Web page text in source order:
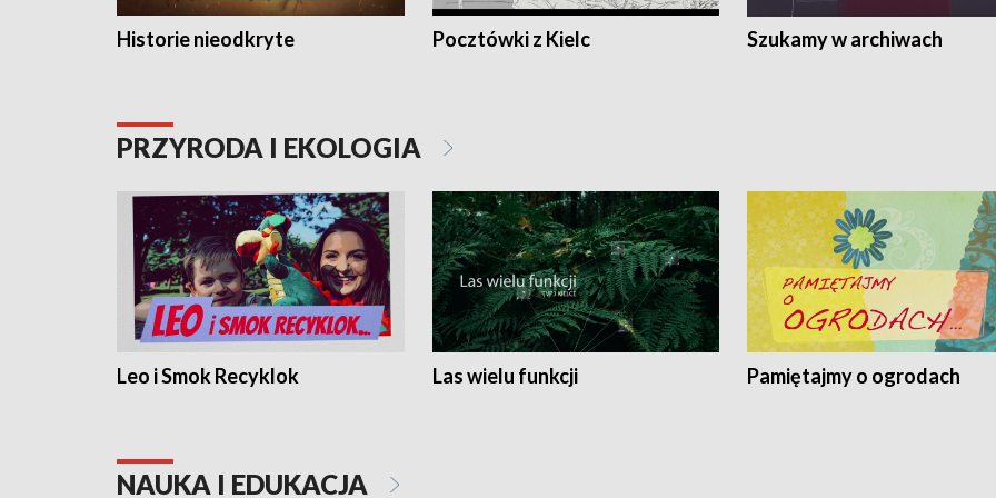
Historie nieodkryte Pocztówki z Kielc Szukamy w archiwach
PRZYRODA I EKOLOGIA
Leo i Smok Recyklok Las wielu funkcji Pamiętajmy o ogrodach
NAUKA I EDUKACJA